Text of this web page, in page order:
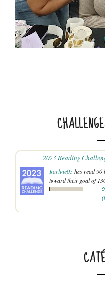
2023 Reading
Karline05has read 90
toward their goal of